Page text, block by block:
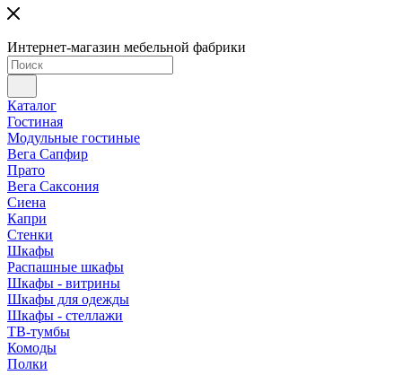
Интернет-магазин мебельной фабрики
Каталог
Гостиная
Модульные гостиные
Вега Сапфир
Прато
Вега Саксония
Сиена
Капри
Стенки
Шкафы
Распашные шкафы
Шкафы - витрины
Шкафы для одежды
Шкафы - стеллажи
ТВ-тумбы
Комоды
Полки